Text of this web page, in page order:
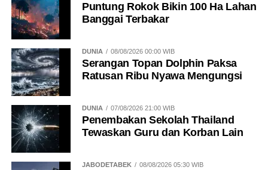
Puntung Rokok Bikin 100 Ha Lahan
Banggai Terbakar
DUNIA 08/08/2026 00:00 WIB
Serangan Topan Dolphin Paksa
Ratusan Ribu Nyawa Mengungsi
DUNIA 07/08/2026 21:00 WIB
Penembakan Sekolah Thailand
Tewaskan Guru dan Korban Lain
JABODETABEK 08/08/2026 05:30 WIB